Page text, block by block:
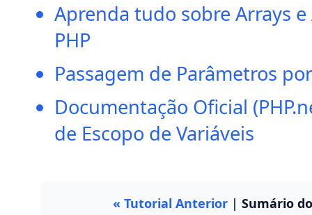
Aprenda tudo sobre Arrays
PHP
Passagem de Parâmetros
Documentação Oficial
de Escopo de Variáveis
« Tutorial Anterior| Sumário